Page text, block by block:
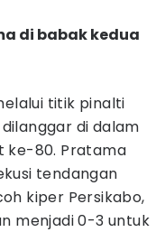
di babak kedua
titik pinalti
di dalam
ke-80. Pratama
tendangan
kiper Persikabo,
menjadi 0-3 untuk